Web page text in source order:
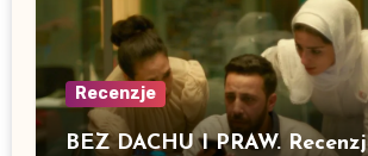
Recenzje
BEZ DACHU I PRAW.